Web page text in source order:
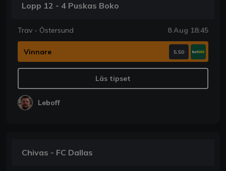
Lopp 12 - 4 Puskas Boko
Trav - Östersund 8 Aug 18:45
Vinnare 5.50
Läs tipset
Leboff
Chivas - FC Dallas